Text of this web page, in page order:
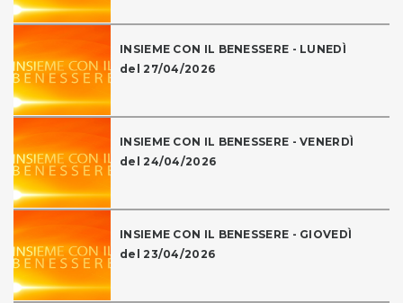
INSIEME CON IL BENESSERE - LUNEDÌ
del 27/04/2026
INSIEME CON IL BENESSERE - VENERDÌ
del 24/04/2026
INSIEME CON IL BENESSERE - GIOVEDÌ
del 23/04/2026